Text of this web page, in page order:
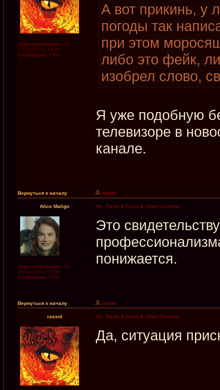
Зарегистрирован: Ср
17.03.2010, 14:39
Сообщения: 1950
А вот прикинь, у
погоды так
при этом
либо это фейк,
изобрел слово,
Я уже подобную
телевизоре в
канале.
Вернуться к началу
Alice Malign Re: Flame & Flood & Other Comforts
Зарегистрирован: Ср
20.09.2006, 07:38
Сообщения: 6781
Это
понижается.
Вернуться к началу
rassol Re: Flame & Flood & Other Comforts
Да, ситуация